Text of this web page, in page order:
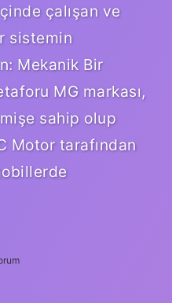
çalışan ve
sistemin
Mekanik Bir
MG markası,
sahip olup
Motor tarafından